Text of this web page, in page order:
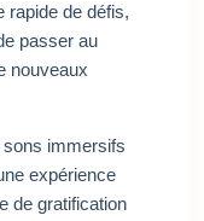
rapide de défis,
passer au
nouveaux
immersifs
expérience
de gratification